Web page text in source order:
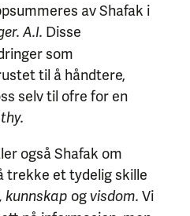
av Shafak i
A.I. Disse
som
til å håndtere,
selv til ofre for en
også Shafak om
trekke et tydelig skille
kunnskap ogvisdom. Vi